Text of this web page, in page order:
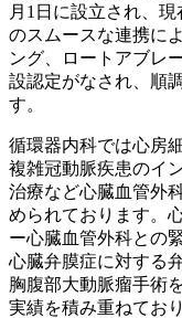
月1日に設立され、
のスムースな連携に
ング、ロートアブレ
設認定がなされ、順
す。
循環器内科では心房
複雑冠動脈疾患のイ
治療など心臓血管外
められております。
ー心臓血管外科との
心臓弁膜症に対する
胸腹部大動脈瘤手術
実績を積み重ねてお